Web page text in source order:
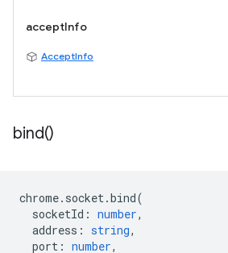
acceptInfo
AcceptInfo
bind()
chrome. socket.bind(
socketId : number,
address : string,
port : number,